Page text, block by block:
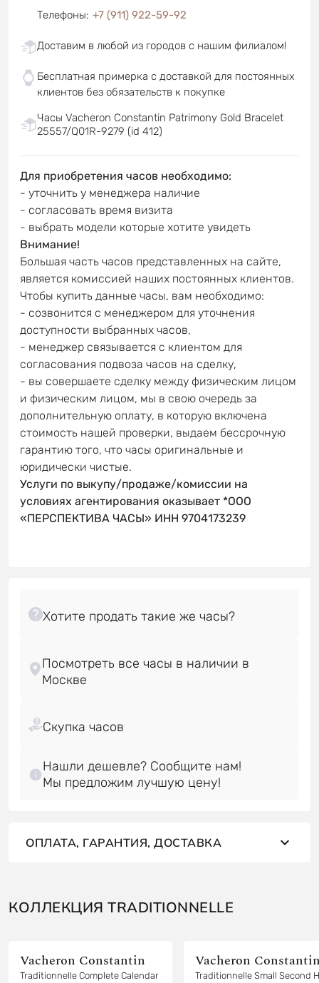
Телефоны: +7 (911) 922-59-92
Доставим в любой из городов с нашим филиалом!
Бесплатная примерка с доставкой для постоянных
клиентов без обязательств к покупке
Часы Vacheron Constantin Patrimony Gold Bracelet
25557/Q01R-9279 (id 412)
Для приобретения часов необходимо:
- уточнить у менеджера наличие
- согласовать время визита
- выбрать модели которые хотите увидеть
Внимание!
Большая часть часов представленных на сайте,
является комиссией наших постоянных клиентов.
Чтобы купить данные часы, вам необходимо:
- созвонится с менеджером для уточнения
доступности выбранных часов,
- менеджер связывается с клиентом для
согласования подвоза часов на сделку,
- вы совершаете сделку между физическим лицом
и физическим лицом, мы в свою очередь за
дополнительную оплату, в которую включена
стоимость нашей проверки, выдаем бессрочную
гарантию того, что часы оригинальные и
юридически чистые.
Услуги по выкупу/продаже/комиссии на
условиях агентирования оказывает *ООО
«ПЕРСПЕКТИВА ЧАСЫ» ИНН 9704173239
Посмотреть все часы в наличии в
Нашли дешевле? Сообщите нам!
Мы предложим лучшую цену!
ОПЛАТА, ГАРАНТИЯ, ДОСТАВКА
КОЛЛЕКЦИЯ TRADITIONNELLE
Vacheron Constantin
Traditionnelle Complete Calendar
Vacheron
Traditionnelle Small Second